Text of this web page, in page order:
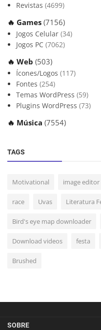
Revistas (4699)
🔥 Games (7156)
Jogos Celular (34)
Jogos PC (7062)
🔥 Web (503)
Ícones/Logos (117)
Fontes (254)
Temas WordPress (59)
Plugins WordPress (73)
🔥 Música (7554)
TAGS
Motivational image editor
race Uvas Literatura
Bird's eye map downloader
Download videos festa
Brushed
SOBRE